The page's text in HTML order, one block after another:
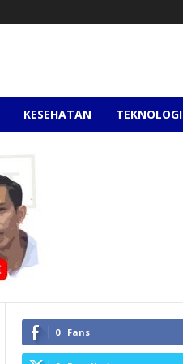
KESEHATAN TEKNOLOGI
0 Fans